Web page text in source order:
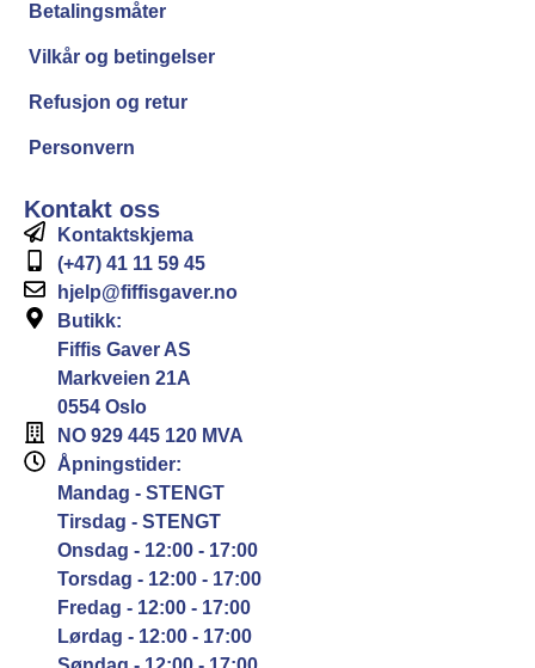
Betalingsmåter
Vilkår og betingelser
Refusjon og retur
Personvern
Kontakt oss
Kontaktskjema
(+47) 41 11 59 45
hjelp@fiffisgaver.no
Butikk:
Fiffis Gaver AS
Markveien 21A
0554 Oslo
NO 929 445 120 MVA
Åpningstider:
Mandag - STENGT
Tirsdag - STENGT
Onsdag - 12:00 - 17:00
Torsdag - 12:00 - 17:00
Fredag - 12:00 - 17:00
Lørdag - 12:00 - 17:00